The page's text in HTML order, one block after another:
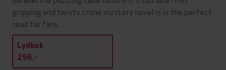
gripping and twisty crime mystery novel is is the perfect
read for fans …
Lydbok
296,-